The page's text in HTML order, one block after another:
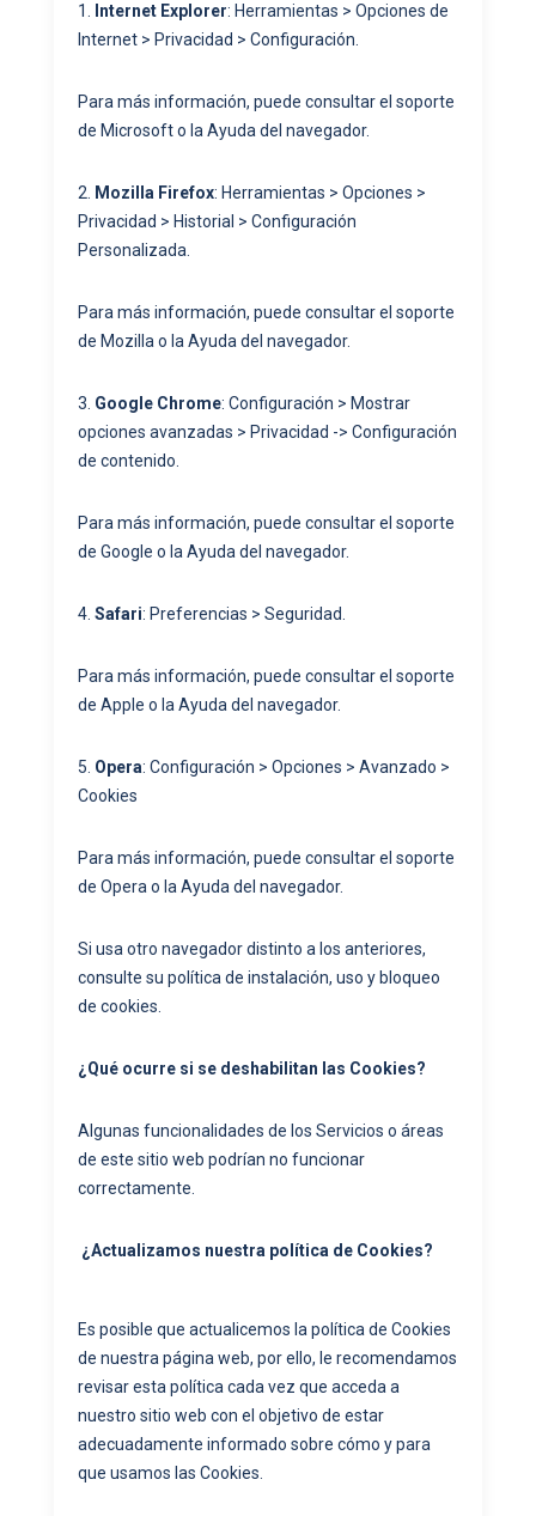
1. Internet Explorer: Herramientas > Opciones de
Internet > Privacidad > Configuración.
Para más información, puede consultar el soporte
de Microsoft o la Ayuda del navegador.
2. Mozilla Firefox: Herramientas > Opciones >
Privacidad > Historial > Configuración
Personalizada.
Para más información, puede consultar el soporte
de Mozilla o la Ayuda del navegador.
3. Google Chrome: Configuración > Mostrar
opciones avanzadas > Privacidad -> Configuración
de contenido.
Para más información, puede consultar el soporte
de Google o la Ayuda del navegador.
4. Safari: Preferencias > Seguridad.
Para más información, puede consultar el soporte
de Apple o la Ayuda del navegador.
5. Opera: Configuración > Opciones > Avanzado >
Cookies
Para más información, puede consultar el soporte
de Opera o la Ayuda del navegador.
Si usa otro navegador distinto a los anteriores,
consulte su política de instalación, uso y bloqueo
de cookies.
¿Qué ocurre si se deshabilitan las Cookies?
Algunas funcionalidades de los Servicios o áreas
de este sitio web podrían no funcionar
correctamente.
¿Actualizamos nuestra política de Cookies?
Es posible que actualicemos la política de Cookies
de nuestra página web, por ello, le recomendamos
revisar esta política cada vez que acceda a
nuestro sitio web con el objetivo de estar
adecuadamente informado sobre cómo y para
que usamos las Cookies.